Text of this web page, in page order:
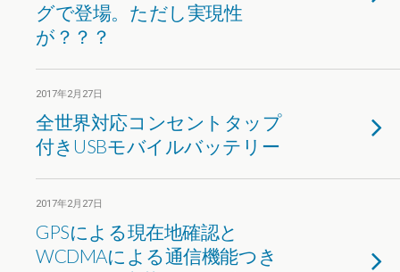
グで登場。ただし実現性
が？？？
2017年2月27日
全世界対応コンセントタップ
付きUSBモバイルバッテリー
2017年2月27日
GPSによる現在地確認と
WCDMAによる通信機能つき